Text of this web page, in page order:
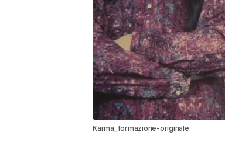
Karma_formazione-originale.